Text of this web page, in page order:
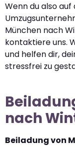
Wenn du also
München nach
kontaktiere uns.
und helfen dir,
stressfrei zu
nach
Beiladung von